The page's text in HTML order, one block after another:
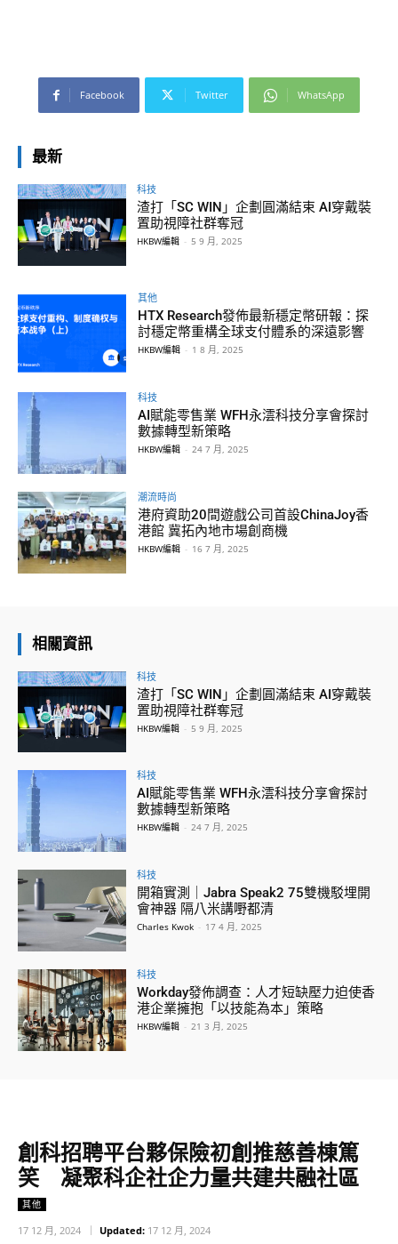
Facebook Twitter WhatsApp
最新
科技
渣打「SC WIN」企劃圓滿結束 AI穿戴裝
置助視障社群奪冠
HKBW編輯 - 5 9 月, 2025
其他
HTX Research發佈最新穩定幣研報：探
討穩定幣重構全球支付體系的深遠影響
HKBW編輯 - 1 8 月, 2025
科技
AI賦能零售業 WFH永澐科技分享會探討
數據轉型新策略
HKBW編輯 - 24 7 月, 2025
潮流時尚
港府資助20間遊戲公司首設ChinaJoy香
港館 冀拓內地市場創商機
HKBW編輯 - 16 7 月, 2025
相關資訊
科技
渣打「SC WIN」企劃圓滿結束 AI穿戴裝
置助視障社群奪冠
HKBW編輯 - 5 9 月, 2025
科技
AI賦能零售業 WFH永澐科技分享會探討
數據轉型新策略
HKBW編輯 - 24 7 月, 2025
科技
開箱實測｜Jabra Speak2 75雙機駁埋開
會神器 隔八米講嘢都清
Charles Kwok - 17 4 月, 2025
科技
Workday發佈調查：人才短缺壓力迫使香
港企業擁抱「以技能為本」策略
HKBW編輯 - 21 3 月, 2025